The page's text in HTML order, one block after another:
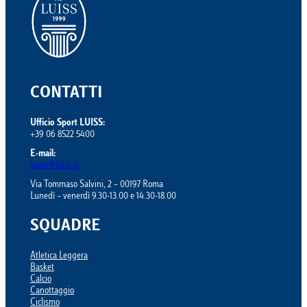
CONTATTI
Ufficio Sport LUISS:
+39 06 8522 5400
E-mail:
sport@luiss.it
Via Tommaso Salvini, 2 – 00197 Roma
Lunedì – venerdì 9.30-13.00 e 14.30-18.00
SQUADRE
Atletica Leggera
Basket
Calcio
Canottaggio
Ciclismo